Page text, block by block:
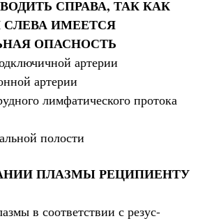
СПРАВА, ТАК КАК
ИМЕЕТСЯ
ОПАСНОСТЬ
артерии
артерии
лимфатического протока
полости
ПЛАЗМЫ РЕЦИПИЕНТУ
в соответствии с резус-